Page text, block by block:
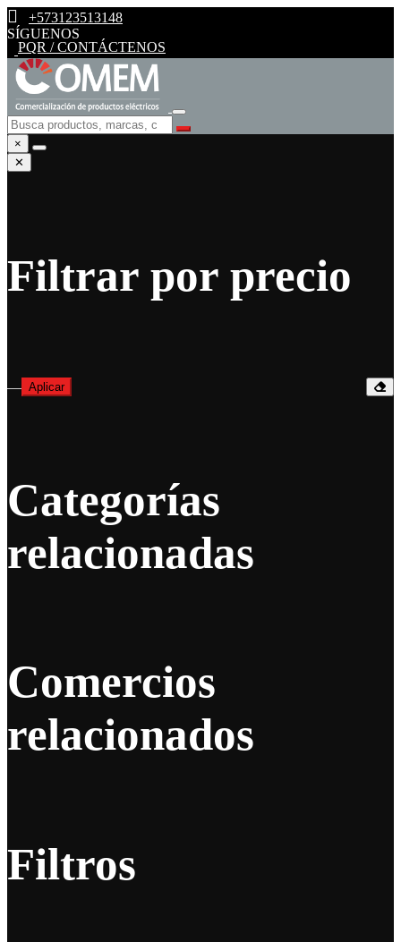
+573123513148
SÍGUENOS
PQR / CONTÁCTENOS
×
✕
Filtrar por precio
— Aplicar
Categorías
relacionadas
Comercios
relacionados
Filtros